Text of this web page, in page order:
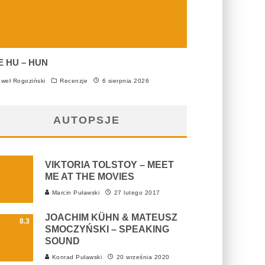
HU – HUN
Rogoziński Recenzje 6 sierpnia 2026
AUTOPSJE
VIKTORIA TOLSTOY – MEET
ME AT THE MOVIES
Marcin Puławski 27 lutego 2017
8.3
JOACHIM KÜHN & MATEUSZ
SMOCZYŃSKI ‎– SPEAKING
SOUND
Konrad Puławski 20 września 2020